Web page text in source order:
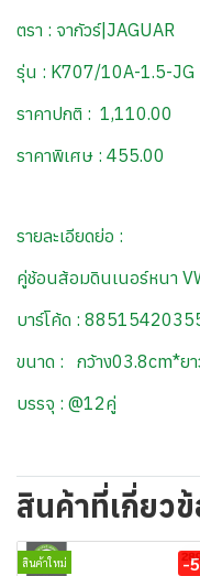
ตรา : จากัวร์|JAGUAR
รุ่น : K707/10A-1.5-JG
ราคาปกติ : 1,110.00
ราคาพิเศษ : 455.00
รายละเอียดย่อ :
คู่ช้อนส้อมดินเนอร์หนา
บาร์โค้ด :
ขนาด : กว้าง03.8cm*ย
บรรจุ : @12คู่
สินค้าที่เกี่ยว
สินค้าใหม่ -